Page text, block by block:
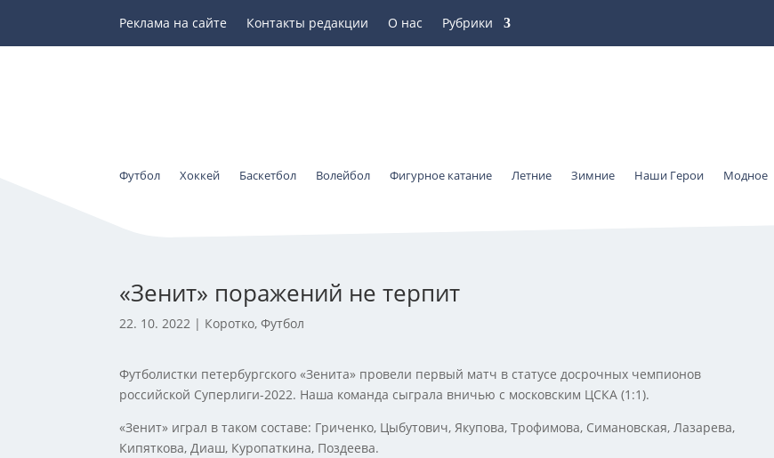
Реклама на сайте Контакты редакции О нас Рубрики
Футбол Хоккей Баскетбол Волейбол Фигурное катание Летние Зимние Наши Герои Модное
«Зенит» поражений не терпит
22. 10. 2022 | Коротко,Футбол
Футболистки петербургского «Зенита» провели первый матч в статусе досрочных чемпионов
российской Суперлиги-2022. Наша команда сыграла вничью с московским ЦСКА (1:1).
«Зенит» играл в таком составе: Гриченко, Цыбутович, Якупова, Трофимова, Симановская, Лазарева,
Кипяткова, Диаш, Куропаткина, Поздеева.